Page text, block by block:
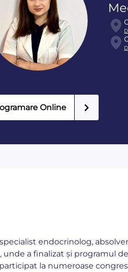
Online
endocrinolog,
unde a finalizat și programul
la numeroase